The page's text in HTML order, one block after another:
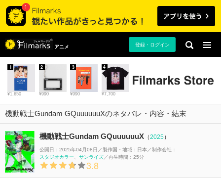
アニメ 登録・ログイン
¥1,650
1
¥990
2
¥990
3
¥7,700
4
機動戦士Gundam GQuuuuuuXのネタバレ・内容・結末
機動戦士Gundam GQuuuuuuX （2025）
公開日：2025年04月08日 製作国・地域： 日本
制作会社：
スタジオカラー
サンライズ 再生時間：25分
3.8